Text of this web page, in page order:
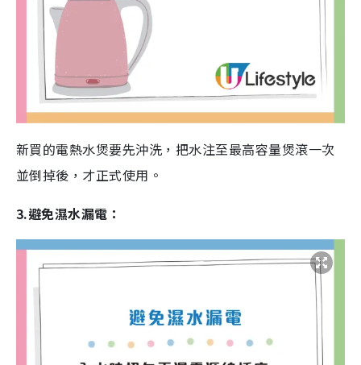
新買的電熱水煲要先沖洗，把水注至最高容量煲滾一次
並倒掉後，才正式使用。
3.避免濕水漏電：